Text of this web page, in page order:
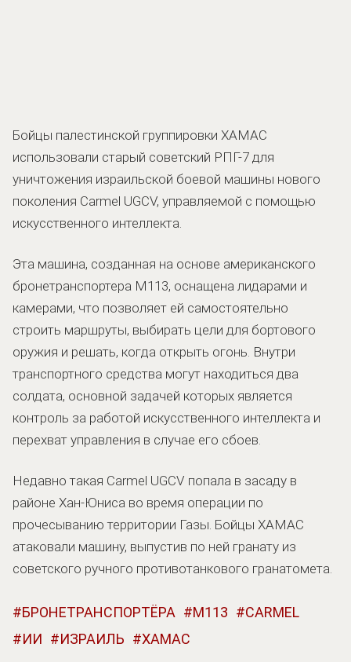
Бойцы палестинской группировки ХАМАС
использовали старый советский РПГ-7 для
уничтожения израильской боевой машины нового
поколения Carmel UGCV, управляемой с помощью
искусственного интеллекта.
Эта машина, созданная на основе американского
бронетранспортера M113, оснащена лидарами и
камерами, что позволяет ей самостоятельно
строить маршруты, выбирать цели для бортового
оружия и решать, когда открыть огонь. Внутри
транспортного средства могут находиться два
солдата, основной задачей которых является
контроль за работой искусственного интеллекта и
перехват управления в случае его сбоев.
Недавно такая Carmel UGCV попала в засаду в
районе Хан-Юниса во время операции по
прочесыванию территории Газы. Бойцы ХАМАС
атаковали машину, выпустив по ней гранату из
советского ручного противотанкового гранатомета.
БРОНЕТРАНСПОРТЁРА M113
CARMEL
ИИ
ИЗРАИЛЬ ХАМАС